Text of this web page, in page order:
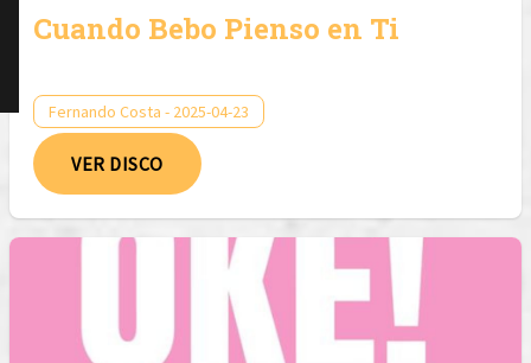
Cuando Bebo Pienso en Ti
Fernando Costa - 2025-04-23
VER DISCO